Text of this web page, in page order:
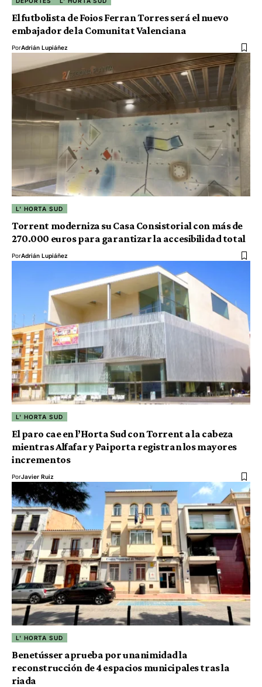
El futbolista de Foios Ferran Torres será el nuevo
embajador de la Comunitat Valenciana
PorAdrián Lupiáñez
L' HORTA SUD
Torrent moderniza su Casa Consistorial con más de
270.000 euros para garantizar la accesibilidad total
PorAdrián Lupiáñez
L' HORTA SUD
El paro cae en l’Horta Sud con Torrent a la cabeza
mientras Alfafar y Paiporta registran los mayores
incrementos
PorJavier Ruiz
L' HORTA SUD
Benetússer aprueba por unanimidad la
reconstrucción de 4 espacios municipales tras la
riada